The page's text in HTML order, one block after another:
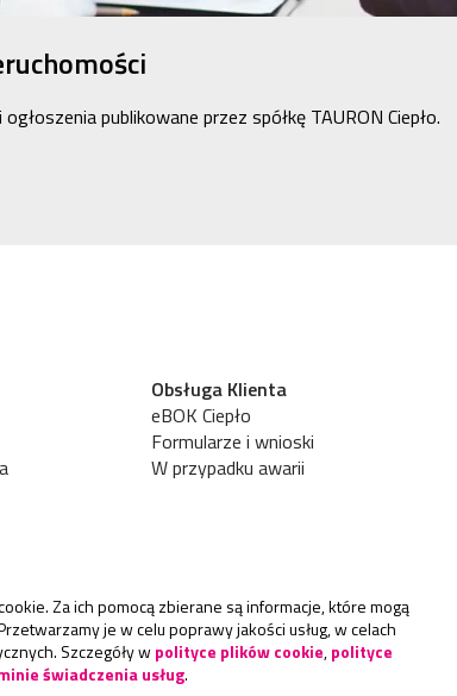
publikowane przez spółkę TAURON Ciepło.
Obsługa Klienta
eBOK Ciepło
Formularze i wnioski
W przypadku awarii
Za ich pomocą zbierane są informacje, które mogą
je w celu poprawy jakości usług, w celach
Szczegóły wpolityce plików cookie,polityce
świadczenia usług.